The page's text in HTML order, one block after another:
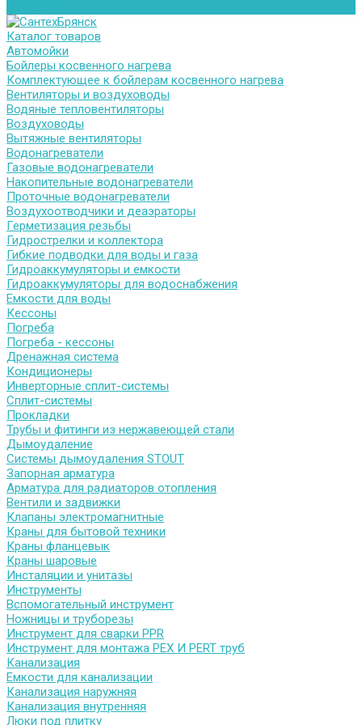
Каталог товаров
Автомойки
Бойлеры косвенного нагрева
Комплектующее к бойлерам косвенного нагрева
Вентиляторы и воздуховоды
Водяные тепловентиляторы
Воздуховоды
Вытяжные вентиляторы
Водонагреватели
Газовые водонагреватели
Накопительные водонагреватели
Проточные водонагреватели
Воздухоотводчики и деаэраторы
Герметизация резьбы
Гидрострелки и коллектора
Гибкие подводки для воды и газа
Гидроаккумуляторы и емкости
Гидроаккумуляторы для водоснабжения
Емкости для воды
Кессоны
Погреба
Погреба - кессоны
Дренажная система
Кондиционеры
Инверторные сплит-системы
Сплит-системы
Прокладки
Трубы и фитинги из нержавеющей стали
Дымоудаление
Системы дымоудаления STOUT
Запорная арматура
Арматура для радиаторов отопления
Вентили и задвижки
Клапаны электромагнитные
Краны для бытовой техники
Краны фланцевык
Краны шаровые
Инсталяции и унитазы
Инструменты
Вспомогательный инструмент
Ножницы и труборезы
Инструмент для сварки PPR
Инструмент для монтажа PEX И PERT труб
Канализация
Емкости для канализации
Канализация наружняя
Канализация внутренняя
Люки под плитку